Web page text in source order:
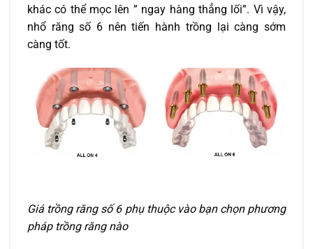
khác có thể mọc lên ” ngay hàng thẳng lối”. Vì vậy,
nhổ răng số 6 nên tiến hành trồng lại càng sớm
càng tốt.
Giá trồng răng số 6 phụ thuộc vào bạn chọn phương
pháp trồng răng nào